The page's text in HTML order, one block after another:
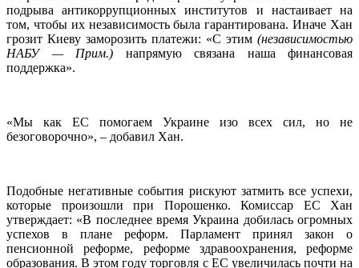
подрыва антикоррупционных институтов и настаивает на
том, чтобы их независимость была гарантирована. Иначе Хан
грозит Киеву заморозить платежи: «С этим (независимостью
НАБУ — Прим.) напрямую связана наша финансовая
поддержка».
«Мы как ЕС помогаем Украине изо всех сил, но не
безоговорочно», – добавил Хан.
Подобные негативные события рискуют затмить все успехи,
которые произошли при Порошенко. Комиссар ЕС Хан
утверждает: «В последнее время Украина добилась огромных
успехов в плане реформ. Парламент принял закон о
пенсионной реформе, реформе здравоохранения, реформе
образования. В этом году торговля с ЕС увеличилась почти на